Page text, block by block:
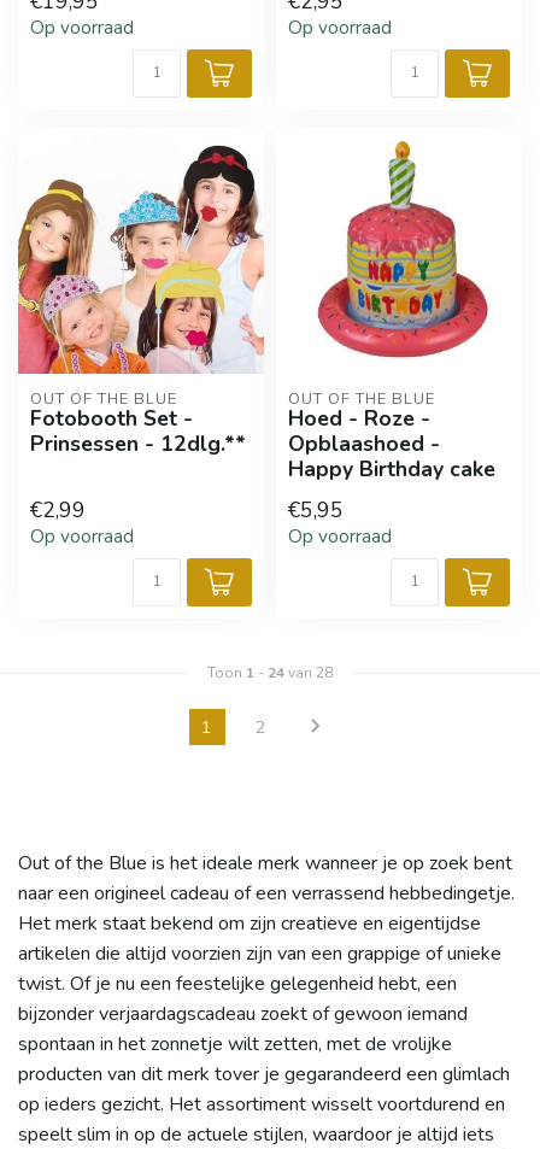
Op voorraad Op voorraad
OUT OF THE BLUE
Fotobooth Set -
Prinsessen - 12dlg.**
€2,99
Op voorraad
OUT OF THE BLUE
Hoed - Roze -
Opblaashoed -
Happy Birthday cake
€5,95
Op voorraad
Toon 1 - 24van 28
1 2
Out of the Blue is het ideale merk wanneer je op zoek bent
naar een origineel cadeau of een verrassend hebbedingetje.
Het merk staat bekend om zijn creatieve en eigentijdse
artikelen die altijd voorzien zijn van een grappige of unieke
twist. Of je nu een feestelijke gelegenheid hebt, een
bijzonder verjaardagscadeau zoekt of gewoon iemand
spontaan in het zonnetje wilt zetten, met de vrolijke
producten van dit merk tover je gegarandeerd een glimlach
op ieders gezicht. Het assortiment wisselt voortdurend en
speelt slim in op de actuele stijlen, waardoor je altijd iets